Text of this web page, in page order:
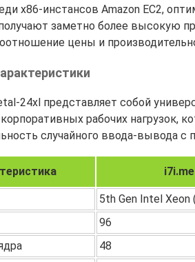
x86-инстансов Amazon EC2,
получают заметно более высокую
цены и
24xl представляет собой
рабочих нагрузок,
случайного ввода-вывода
5th Gen Intel Xeon
96
48